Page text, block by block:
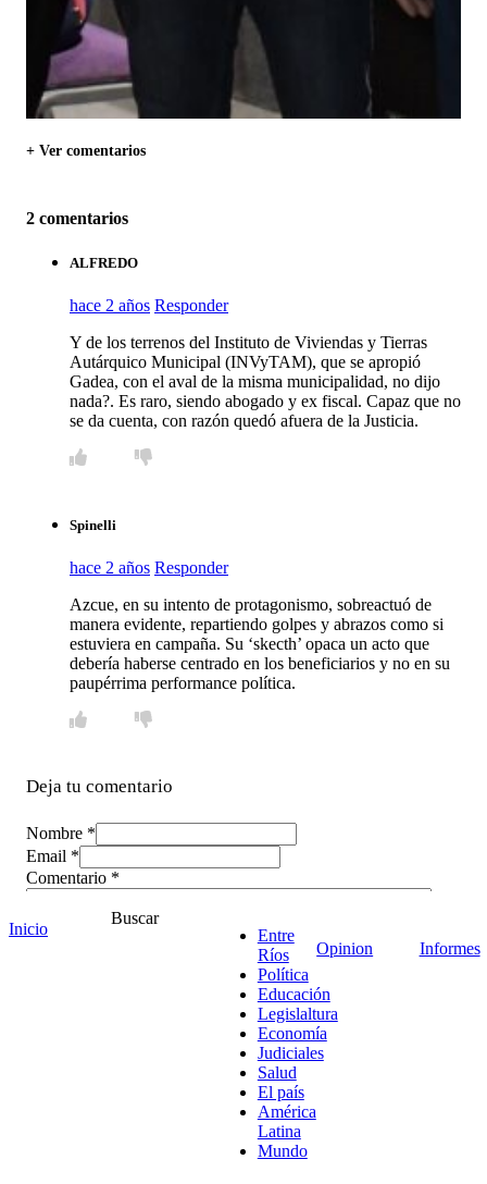
+ Ver comentarios
2 comentarios
ALFREDO
hace 2 años Responder
Y de los terrenos del Instituto de Viviendas y Tierras
Autárquico Municipal (INVyTAM), que se apropió
Gadea, con el aval de la misma municipalidad, no dijo
nada?. Es raro, siendo abogado y ex fiscal. Capaz que no
se da cuenta, con razón quedó afuera de la Justicia.
Spinelli
hace 2 años Responder
Azcue, en su intento de protagonismo, sobreactuó de
manera evidente, repartiendo golpes y abrazos como si
estuviera en campaña. Su ‘skecth’ opaca un acto que
debería haberse centrado en los beneficiarios y no en su
paupérrima performance política.
Deja tu comentario
Nombre *
Email *
Comentario *
Inicio
Buscar
Entre
Ríos
Política
Educación
Legislaltura
Economía
Judiciales
Salud
El país
América
Latina
Mundo
Opinion Informes